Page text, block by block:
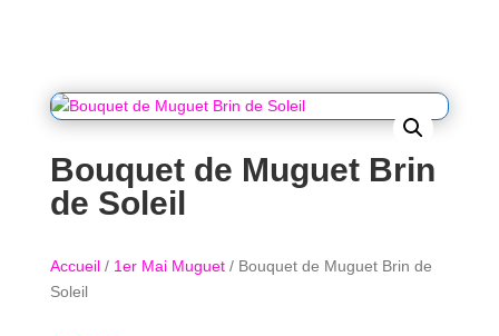
Bouquet de Muguet Brin
de Soleil
Accueil/ 1er Mai Muguet/ Bouquet de Muguet Brin de
Soleil